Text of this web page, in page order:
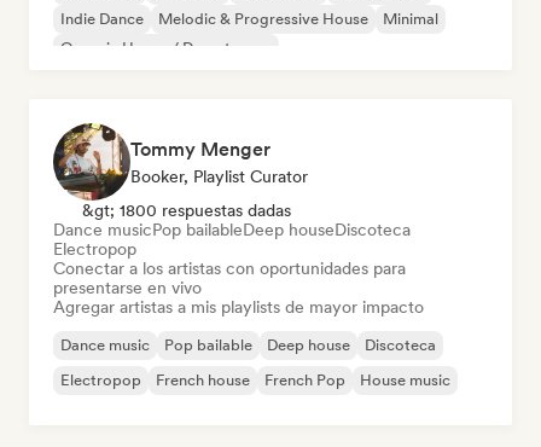
Indie Dance
Melodic & Progressive House
Minimal
Organic House / Downtempo
Tommy Menger
Booker, Playlist Curator
&gt; 1800 respuestas dadas
Dance musicPop bailableDeep houseDiscoteca
Electropop
Conectar a los artistas con oportunidades para
presentarse en vivo
Agregar artistas a mis playlists de mayor impacto
Dance music Pop bailable Deep house
Discoteca
Electropop
French house French Pop House music